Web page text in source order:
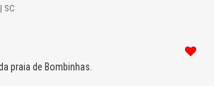
SC
praia de Bombinhas.